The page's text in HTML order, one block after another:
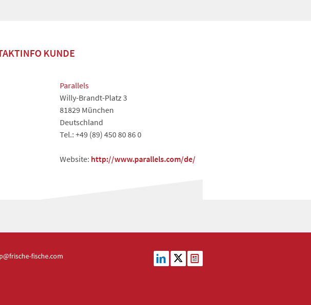
KUNDE
Parallels
Willy-Brandt-Platz 3
81829 München
Deutschland
Tel.: +49 (89) 450 80 86 0
Website: http://www.parallels.com/de/
@frische-fische.com